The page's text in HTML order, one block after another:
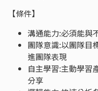
【條件】
溝通能力:必須能與
團隊意識:以團隊目
進團隊表現
自主學習:主動學習
分享